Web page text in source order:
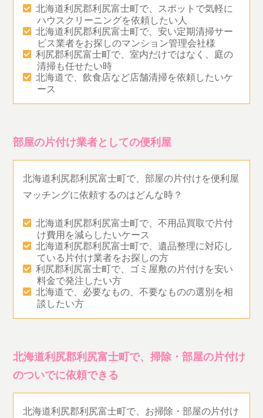
北海道利尻郡利尻富士町で、スポットで気軽に
ハウスクリーニングを依頼したい人
北海道利尻郡利尻富士町で、安い定期清掃サー
ビス業者をお探しのマンション管理会社様
利尻郡利尻富士町で、室内だけではなく、庭の
清掃も任せたい時
北海道で、飲食店など店舗清掃を依頼したいケ
ース
部屋の片付け業者としての便利屋
北海道利尻郡利尻富士町で、部屋の片付けを便利屋
マッチングに依頼するのはどんな時？
北海道利尻郡利尻富士町で、不用品買取で片付
け費用を減らしたいケース
北海道利尻郡利尻富士町で、遺品整理に対応し
ている片付け業者をお探しの方
利尻郡利尻富士町で、ゴミ屋敷の片付けを安い
料金で発注したい方
北海道で、必要なもの、不要なものの選別を相
談したい方
北海道利尻郡利尻富士町で、掃除・部屋の片付け
のついでに依頼できる
北海道利尻郡利尻富士町で、お掃除・部屋の片付け